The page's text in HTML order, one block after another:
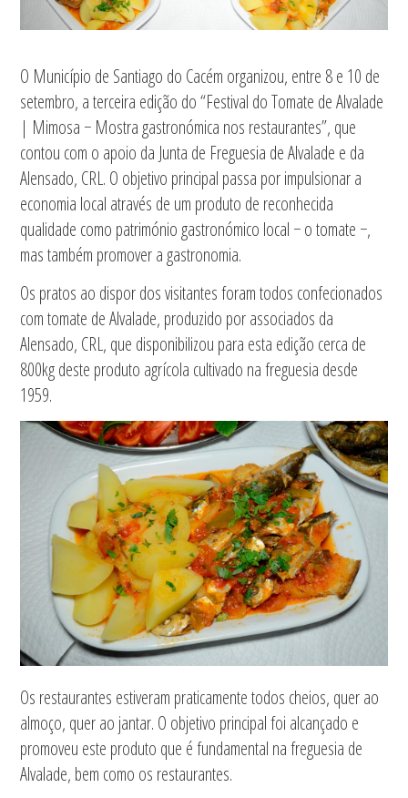
O Município de Santiago do Cacém organizou, entre 8 e 10 de
setembro, a terceira edição do “Festival do Tomate de Alvalade
| Mimosa − Mostra gastronómica nos restaurantes”, que
contou com o apoio da Junta de Freguesia de Alvalade e da
Alensado, CRL. O objetivo principal passa por impulsionar a
economia local através de um produto de reconhecida
qualidade como património gastronómico local − o tomate −,
mas também promover a gastronomia.
Os pratos ao dispor dos visitantes foram todos confecionados
com tomate de Alvalade, produzido por associados da
Alensado, CRL, que disponibilizou para esta edição cerca de
800kg deste produto agrícola cultivado na freguesia desde
1959.
Os restaurantes estiveram praticamente todos cheios, quer ao
almoço, quer ao jantar. O objetivo principal foi alcançado e
promoveu este produto que é fundamental na freguesia de
Alvalade, bem como os restaurantes.